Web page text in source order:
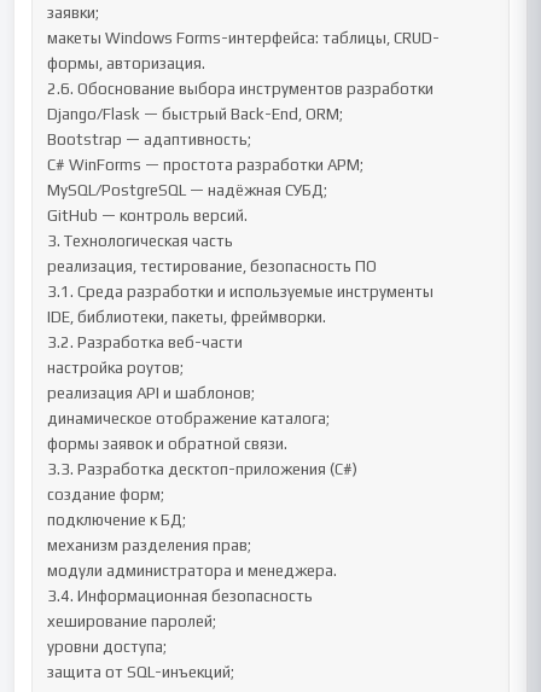
заявки;
макеты Windows Forms-интерфейса: таблицы, CRUD-
формы, авторизация.
2.6. Обоснование выбора инструментов разработки
Django/Flask — быстрый Back-End, ORM;
Bootstrap — адаптивность;
C# WinForms — простота разработки АРМ;
MySQL/PostgreSQL — надёжная СУБД;
GitHub — контроль версий.
3. Технологическая часть
реализация, тестирование, безопасность ПО
3.1. Среда разработки и используемые инструменты
IDE, библиотеки, пакеты, фреймворки.
3.2. Разработка веб-части
настройка роутов;
реализация API и шаблонов;
динамическое отображение каталога;
формы заявок и обратной связи.
3.3. Разработка десктоп-приложения (C#)
создание форм;
подключение к БД;
механизм разделения прав;
модули администратора и менеджера.
3.4. Информационная безопасность
хеширование паролей;
уровни доступа;
защита от SQL-инъекций;